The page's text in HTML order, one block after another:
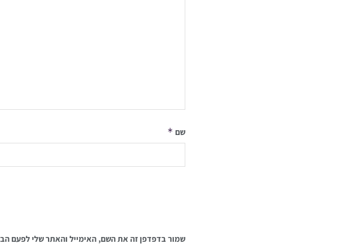
שם *
שמור בדפדפן זה את השם, האימייל והאתר שלי לפעם